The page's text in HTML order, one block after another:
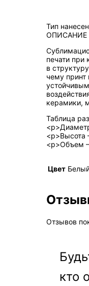
Тип
ОПИСАНИЕ
печати при
в
чему принт
керамики,
Таблица
<p>Объем
Цвет
Отзывов
кто